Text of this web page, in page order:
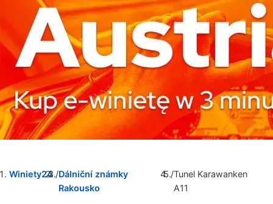
Winiety24 /Dálniční známky
Rakousko
/Tunel Karawanken
A11